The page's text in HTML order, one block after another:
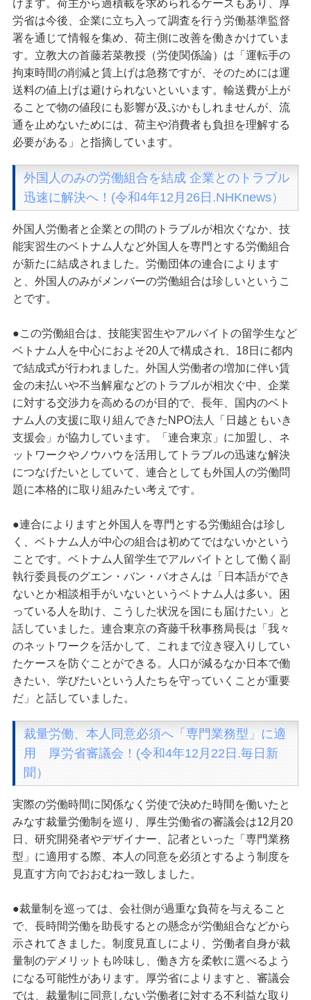
けます。荷主から過積載を求められるケースもあり、厚
労省は今後、企業に立ち入って調査を行う労働基準監督
署を通じて情報を集め、荷主側に改善を働きかけていま
す。立教大の首藤若菜教授（労使関係論）は「運転手の
拘束時間の削減と賃上げは急務ですが、そのためには運
送料の値上げは避けられないといいます。輸送費が上が
ることで物の値段にも影響が及ぶかもしれませんが、流
通を止めないためには、荷主や消費者も負担を理解する
必要がある」と指摘しています。
外国人のみの労働組合を結成 企業とのトラブル
迅速に解決へ！(令和4年12月26日.NHKnews）
外国人労働者と企業との間のトラブルが相次ぐなか、技
能実習生のベトナム人など外国人を専門とする労働組合
が新たに結成されました。労働団体の連合によります
と、外国人のみがメンバーの労働組合は珍しいというこ
とです。
●この労働組合は、技能実習生やアルバイトの留学生など
ベトナム人を中心におよそ20人で構成され、18日に都内
で結成式が行われました。外国人労働者の増加に伴い賃
金の未払いや不当解雇などのトラブルが相次ぐ中、企業
に対する交渉力を高めるのが目的で、長年、国内のベト
ナム人の支援に取り組んできたNPO法人「日越ともいき
支援会」が協力しています。「連合東京」に加盟し、ネ
ットワークやノウハウを活用してトラブルの迅速な解決
につなげたいとしていて、連合としても外国人の労働問
題に本格的に取り組みたい考えです。
●連合によりますと外国人を専門とする労働組合は珍し
く、ベトナム人が中心の組合は初めてではないかという
ことです。ベトナム人留学生でアルバイトとして働く副
執行委員長のグエン・バン・バオさんは「日本語ができ
ないとか相談相手がいないというベトナム人は多い。困
っている人を助け、こうした状況を国にも届けたい」と
話していました。連合東京の斉藤千秋事務局長は「我々
のネットワークを活かして、これまで泣き寝入りしてい
たケースを防ぐことができる。人口が減るなか日本で働
きたい、学びたいという人たちを守っていくことが重要
だ」と話していました。
裁量労働、本人同意必須へ「専門業務型」に適
用 厚労省審議会！(令和4年12月22日.毎日新
聞）
実際の労働時間に関係なく労使で決めた時間を働いたと
みなす裁量労働制を巡り、厚生労働省の審議会は12月20
日、研究開発者やデザイナー、記者といった「専門業務
型」に適用する際、本人の同意を必須とするよう制度を
見直す方向でおおむね一致しました。
●裁量制を巡っては、会社側が過重な負荷を与えること
で、長時間労働を助長するとの懸念が労働組合などから
示されてきました。制度見直しにより、労働者自身が裁
量制のデメリットも吟味し、働き方を柔軟に選べるよう
になる可能性があります。厚労省によりますと、審議会
では、裁量制に同意しない労働者に対する不利益な取り